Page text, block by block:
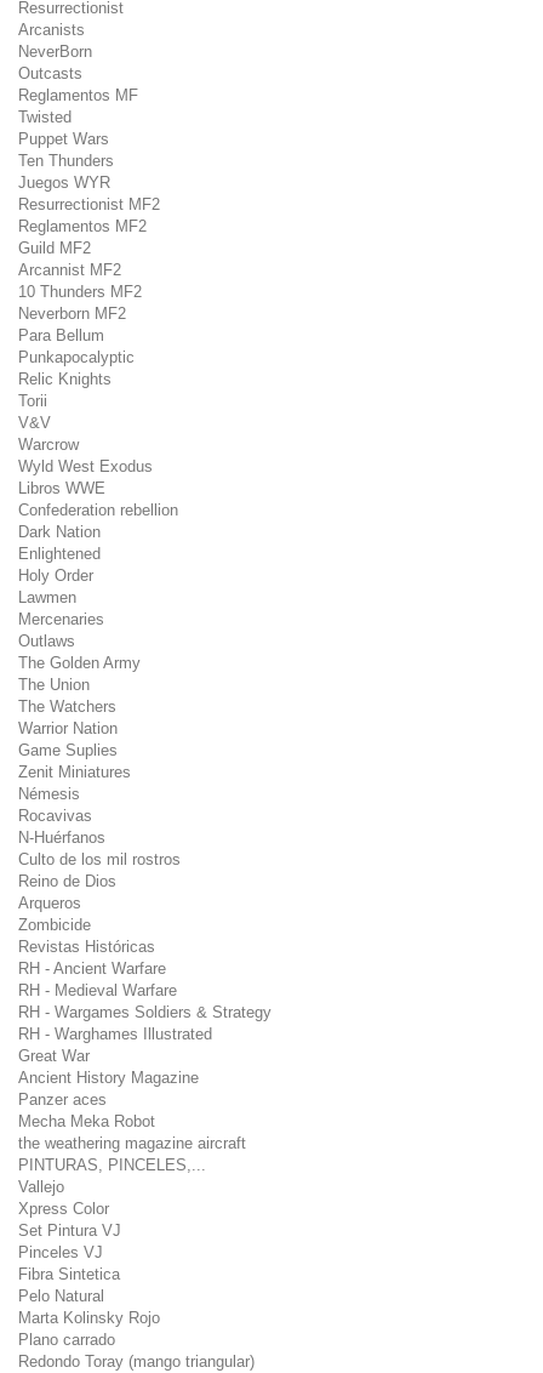
Resurrectionist
Arcanists
NeverBorn
Outcasts
Reglamentos MF
Twisted
Puppet Wars
Ten Thunders
Juegos WYR
Resurrectionist MF2
Reglamentos MF2
Guild MF2
Arcannist MF2
10 Thunders MF2
Neverborn MF2
Para Bellum
Punkapocalyptic
Relic Knights
Torii
V&V
Warcrow
Wyld West Exodus
Libros WWE
Confederation rebellion
Dark Nation
Enlightened
Holy Order
Lawmen
Mercenaries
Outlaws
The Golden Army
The Union
The Watchers
Warrior Nation
Game Suplies
Zenit Miniatures
Némesis
Rocavivas
N-Huérfanos
Culto de los mil rostros
Reino de Dios
Arqueros
Zombicide
Revistas Históricas
RH - Ancient Warfare
RH - Medieval Warfare
RH - Wargames Soldiers & Strategy
RH - Warghames Illustrated
Great War
Ancient History Magazine
Panzer aces
Mecha Meka Robot
the weathering magazine aircraft
PINTURAS, PINCELES,...
Vallejo
Xpress Color
Set Pintura VJ
Pinceles VJ
Fibra Sintetica
Pelo Natural
Marta Kolinsky Rojo
Plano carrado
Redondo Toray (mango triangular)